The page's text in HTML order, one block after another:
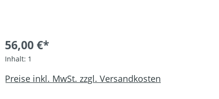
56,00 €*
Inhalt: 1
Preise inkl. MwSt. zzgl. Versandkosten